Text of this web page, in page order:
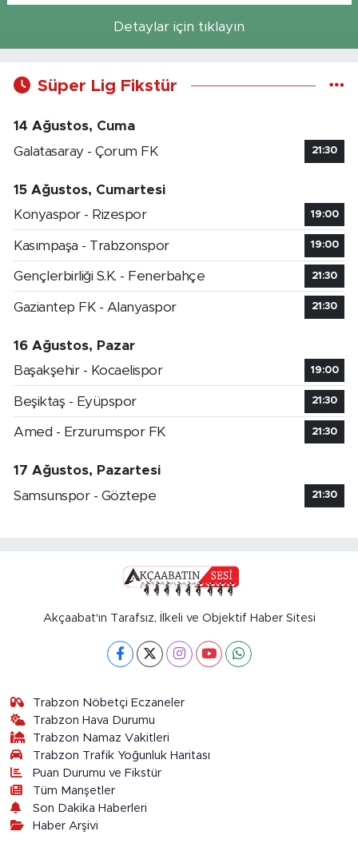
Detaylar için tıklayın
Süper Lig Fikstür
14 Ağustos, Cuma
Galatasaray - Çorum FK
21:30
15 Ağustos, Cumartesi
Konyaspor - Rizespor
19:00
Kasımpaşa - Trabzonspor 19:00
Gençlerbirliği S.K. - Fenerbahçe 21:30
Gaziantep FK - Alanyaspor 21:30
16 Ağustos, Pazar
Başakşehir - Kocaelispor
19:00
Beşiktaş - Eyüpspor 21:30
Amed - Erzurumspor FK 21:30
17 Ağustos, Pazartesi
Samsunspor - Göztepe
21:30
Akçaabat'ın Tarafsız, İlkeli ve Objektif Haber Sitesi
Trabzon Nöbetçi Eczaneler
Trabzon Hava Durumu
Trabzon Namaz Vakitleri
Trabzon Trafik Yoğunluk Haritası
Puan Durumu ve Fikstür
Tüm Manşetler
Son Dakika Haberleri
Haber Arşivi